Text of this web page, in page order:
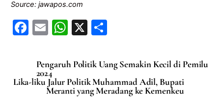
Source: jawapos.com
F
c
e
b
E
ai
l
W
at
s
A
X
ar
e
Pengaruh Politik Uang Semakin Kecil di Pemilu
2024
Lika-liku Jalur Politik Muhammad Adil, Bupati
Meranti yang Meradang ke Kemenkeu